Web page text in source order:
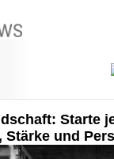
Starte
Stärke und